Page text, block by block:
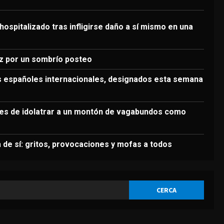
Siete de los ocho árbitros
Agosto 5, 2026
DEPORTES
chantaje: “Nos negamos a
ceder ante ello”
Agosto 5, 2026
tras infligirse daño a sí mismo en una
por un sombrío posteo
internacionales, designados esta semana
de idolatrar a un montón de vagabundos como
sí: gritos, provocaciones y mofas a todos